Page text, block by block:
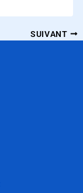
SUIVANT